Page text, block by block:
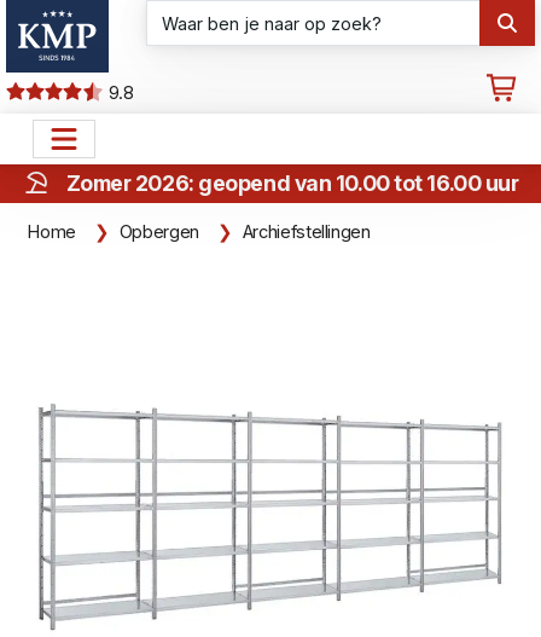
9.8
Zomer 2026: geopend van 10.00 tot 16.00 uur
Home Opbergen Archiefstellingen